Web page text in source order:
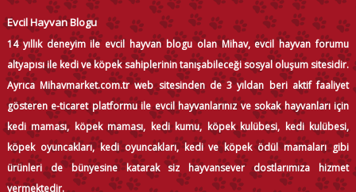
Evcil Hayvan Blogu
14 yıllık deneyim ile evcil hayvan blogu olan Mihav, evcil hayvan forumu
altyapısı ile kedi ve köpek sahiplerinin tanışabileceği sosyal oluşum sitesidir.
Ayrıca Mihavmarket.com.tr web sitesinden de 3 yıldan beri aktif faaliyet
gösteren e-ticaret platformu ile evcil hayvanlarınız ve sokak hayvanları için
kedi maması, köpek maması, kedi kumu, köpek kulübesi, kedi kulübesi,
köpek oyuncakları, kedi oyuncakları, kedi ve köpek ödül mamaları gibi
ürünleri de bünyesine katarak siz hayvansever dostlarımıza hizmet
vermektedir.